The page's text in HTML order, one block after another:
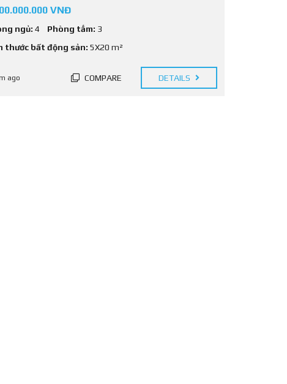
VNĐ
ngủ: 4 Phòng tắm: 3
thước bất động sản: 5X20 m²
ago COMPARE DETAILS